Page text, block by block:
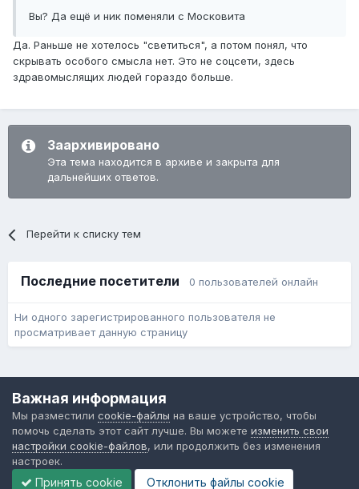
Вы? Да ещё и ник поменяли с Московита
Да. Раньше не хотелось "светиться", а потом понял, что
скрывать особого смысла нет. Это не соцсети, здесь
здравомыслящих людей гораздо больше.
Заархивировано
Эта тема находится в архиве и закрыта для
дальнейших ответов.
Перейти к списку тем
Последние посетители 0 пользователей онлайн
Ни одного зарегистрированного пользователя не
просматривает данную страницу
Форум общественного транспорта
Powered by Invision Community
Важная информация
Мы разместили cookie-файлы на ваше устройство, чтобы
помочь сделать этот сайт лучше. Вы можете изменить свои
настройки cookie-файлов, или продолжить без изменения
настроек.
Принять cookie Отклонить файлы сookie